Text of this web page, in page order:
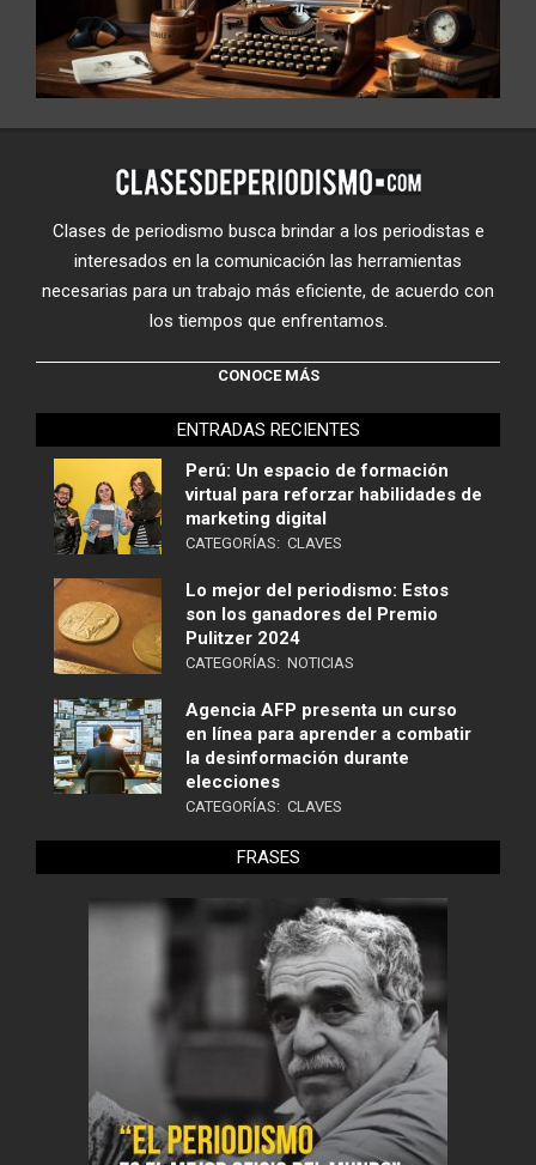
Clases de periodismo busca brindar a los periodistas e
interesados en la comunicación las herramientas
necesarias para un trabajo más eficiente, de acuerdo con
los tiempos que enfrentamos.
CONOCE MÁS
ENTRADAS RECIENTES
Perú: Un espacio de formación
virtual para reforzar habilidades de
marketing digital
CATEGORÍAS: CLAVES
Lo mejor del periodismo: Estos
son los ganadores del Premio
Pulitzer 2024
CATEGORÍAS: NOTICIAS
Agencia AFP presenta un curso
en línea para aprender a combatir
la desinformación durante
elecciones
CATEGORÍAS: CLAVES
FRASES